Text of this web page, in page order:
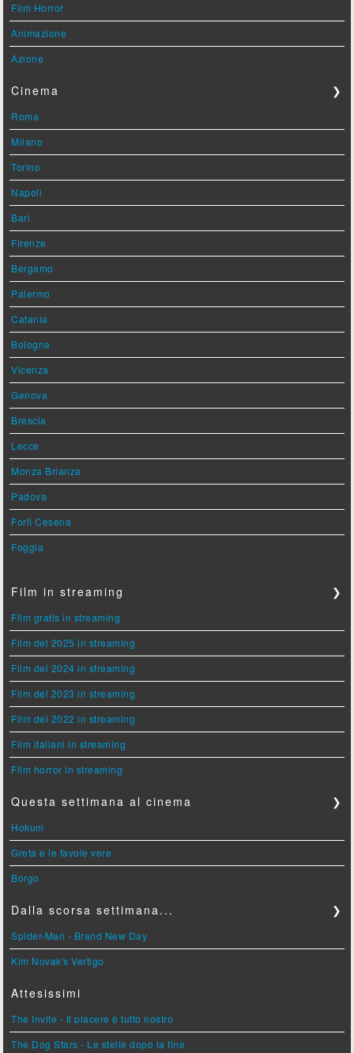
Film Horror
Animazione
Azione
Cinema ❯
Roma
Milano
Torino
Napoli
Bari
Firenze
Bergamo
Palermo
Catania
Bologna
Vicenza
Genova
Brescia
Lecce
Monza Brianza
Padova
Forlì Cesena
Foggia
Film in streaming ❯
Film gratis in streaming
Film del 2025 in streaming
Film del 2024 in streaming
Film del 2023 in streaming
Film del 2022 in streaming
Film italiani in streaming
Film horror in streaming
Questa settimana al cinema ❯
Hokum
Greta e le favole vere
Borgo
Dalla scorsa settimana... ❯
Spider-Man - Brand New Day
Kim Novak's Vertigo
Attesissimi
The Invite - Il piacere è tutto nostro
The Dog Stars - Le stelle dopo la fine